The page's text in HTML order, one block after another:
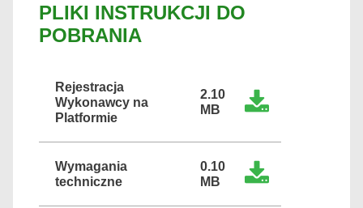
PLIKI INSTRUKCJI DO
POBRANIA
Rejestracja
Wykonawcy na
Platformie
2.10
MB
Wymagania
techniczne
0.10
MB